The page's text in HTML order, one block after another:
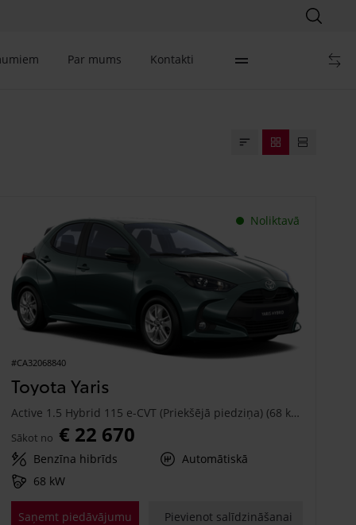
Par mums Kontakti
Noliktavā
#CA32068840
Toyota Yaris
Active 1.5 Hybrid 115 e-CVT (Priekšējā piedziņa) (68 kW)
Sākot no € 22 670
Benzīna hibrīds
Automātiskā
68 kW
Saņemt piedāvājumu Pievienot salīdzināšanai